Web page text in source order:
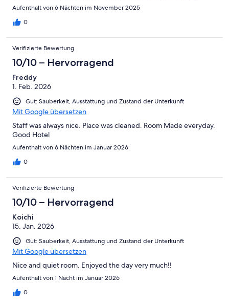
Aufenthalt von 6 Nächten im November 2025
0
Verifizierte Bewertung
10/10 – Hervorragend
Freddy
1. Feb. 2026
Gut: Sauberkeit, Ausstattung und Zustand der Unterkunft
Mit Google übersetzen
Staff was always nice. Place was cleaned. Room Made everyday.
Good Hotel
Aufenthalt von 6 Nächten im Januar 2026
0
Verifizierte Bewertung
10/10 – Hervorragend
Koichi
15. Jan. 2026
Gut: Sauberkeit, Ausstattung und Zustand der Unterkunft
Mit Google übersetzen
Nice and quiet room. Enjoyed the day very much!!
Aufenthalt von 1 Nacht im Januar 2026
0